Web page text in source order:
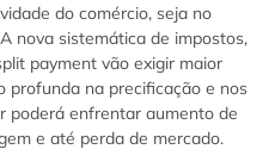
do comércio, seja no
nova sistemática de impostos,
payment vão exigir maior
profunda na precificação e nos
poderá enfrentar aumento de
e até perda de mercado.